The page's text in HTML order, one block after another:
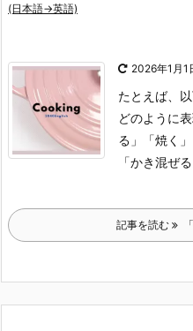
(日本語→英語)
2026年1月1
たとえば、
どのように
る」
「焼く」
「かき混ぜる
記事を読む